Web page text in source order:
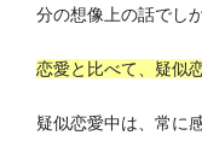
分の想像上の話でし
恋愛と比べて、疑似
疑似恋愛中は、常に